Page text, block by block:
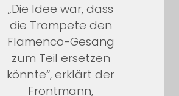
„Die Idee war, dass
die Trompete den
Flamenco-Gesang
zum Teil ersetzen
könnte“, erklärt der
Frontmann,